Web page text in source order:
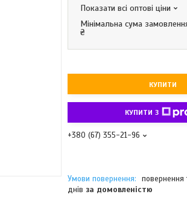
Показати всі оптові ціни
Мінімальна сума
₴
КУПИТИ
КУПИТИ З
+380 (67) 355-21-96
повернення
днів за домовленістю